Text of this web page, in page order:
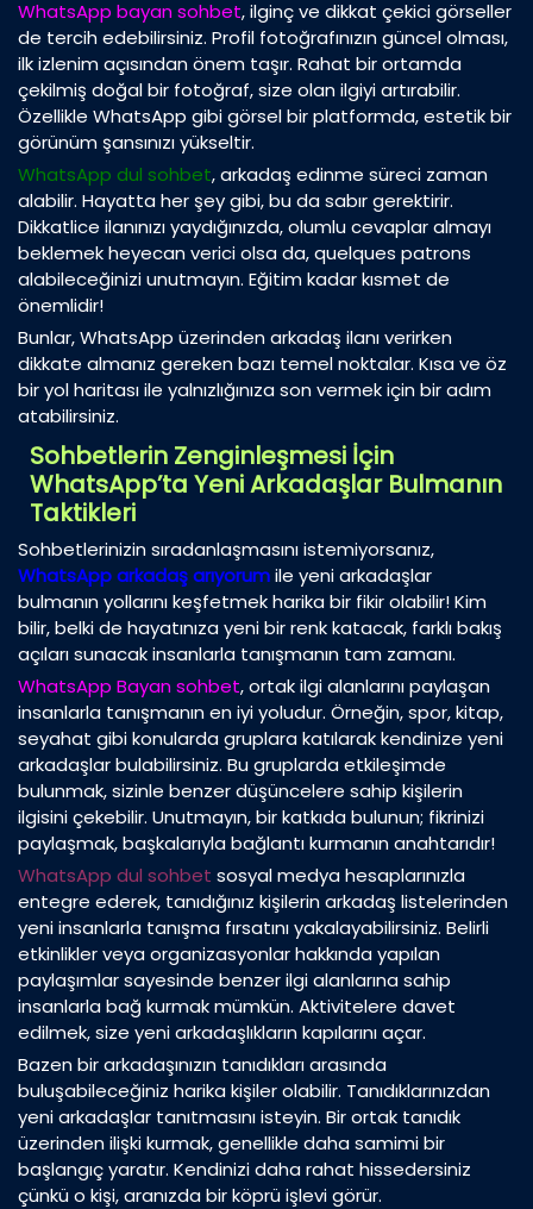
WhatsApp bayan sohbet, ilginç ve dikkat çekici görseller
de tercih edebilirsiniz. Profil fotoğrafınızın güncel olması,
ilk izlenim açısından önem taşır. Rahat bir ortamda
çekilmiş doğal bir fotoğraf, size olan ilgiyi artırabilir.
Özellikle WhatsApp gibi görsel bir platformda, estetik bir
görünüm şansınızı yükseltir.
WhatsApp dul sohbet, arkadaş edinme süreci zaman
alabilir. Hayatta her şey gibi, bu da sabır gerektirir.
Dikkatlice ilanınızı yaydığınızda, olumlu cevaplar almayı
beklemek heyecan verici olsa da, quelques patrons
alabileceğinizi unutmayın. Eğitim kadar kısmet de
önemlidir!
Bunlar, WhatsApp üzerinden arkadaş ilanı verirken
dikkate almanız gereken bazı temel noktalar. Kısa ve öz
bir yol haritası ile yalnızlığınıza son vermek için bir adım
atabilirsiniz.
Sohbetlerin Zenginleşmesi İçin
WhatsApp’ta Yeni Arkadaşlar Bulmanın
Taktikleri
Sohbetlerinizin sıradanlaşmasını istemiyorsanız,
WhatsApp arkadaş arıyorumile yeni arkadaşlar
bulmanın yollarını keşfetmek harika bir fikir olabilir! Kim
bilir, belki de hayatınıza yeni bir renk katacak, farklı bakış
açıları sunacak insanlarla tanışmanın tam zamanı.
WhatsApp Bayan sohbet, ortak ilgi alanlarını paylaşan
insanlarla tanışmanın en iyi yoludur. Örneğin, spor, kitap,
seyahat gibi konularda gruplara katılarak kendinize yeni
arkadaşlar bulabilirsiniz. Bu gruplarda etkileşimde
bulunmak, sizinle benzer düşüncelere sahip kişilerin
ilgisini çekebilir. Unutmayın, bir katkıda bulunun; fikrinizi
paylaşmak, başkalarıyla bağlantı kurmanın anahtarıdır!
WhatsApp dul sohbet sosyal medya hesaplarınızla
entegre ederek, tanıdığınız kişilerin arkadaş listelerinden
yeni insanlarla tanışma fırsatını yakalayabilirsiniz. Belirli
etkinlikler veya organizasyonlar hakkında yapılan
paylaşımlar sayesinde benzer ilgi alanlarına sahip
insanlarla bağ kurmak mümkün. Aktivitelere davet
edilmek, size yeni arkadaşlıkların kapılarını açar.
Bazen bir arkadaşınızın tanıdıkları arasında
buluşabileceğiniz harika kişiler olabilir. Tanıdıklarınızdan
yeni arkadaşlar tanıtmasını isteyin. Bir ortak tanıdık
üzerinden ilişki kurmak, genellikle daha samimi bir
başlangıç yaratır. Kendinizi daha rahat hissedersiniz
çünkü o kişi, aranızda bir köprü işlevi görür.